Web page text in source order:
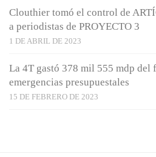
Clouthier tomó el control de
a periodistas de PROYECTO 3
1 DE ABRIL DE 2023
La 4T gastó 378 mil 555 mdp del
emergencias presupuestales
15 DE FEBRERO DE 2023